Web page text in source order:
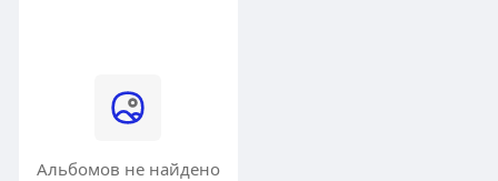
Альбомов не найдено